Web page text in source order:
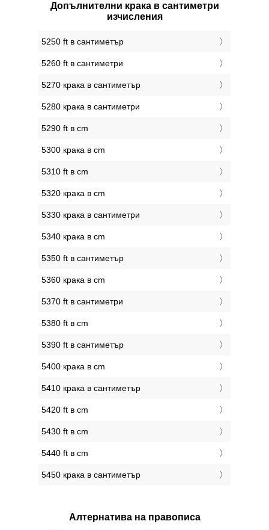
Допълнителни крака в сантиметри
изчисления
5250 ft в сантиметър
5260 ft в сантиметри
5270 крака в сантиметър
5280 крака в сантиметри
5290 ft в cm
5300 крака в cm
5310 ft в cm
5320 крака в cm
5330 крака в сантиметри
5340 крака в cm
5350 ft в сантиметър
5360 крака в cm
5370 ft в сантиметри
5380 ft в cm
5390 ft в сантиметър
5400 крака в cm
5410 крака в сантиметър
5420 ft в cm
5430 ft в cm
5440 ft в cm
5450 крака в сантиметър
Алтернатива на правописа